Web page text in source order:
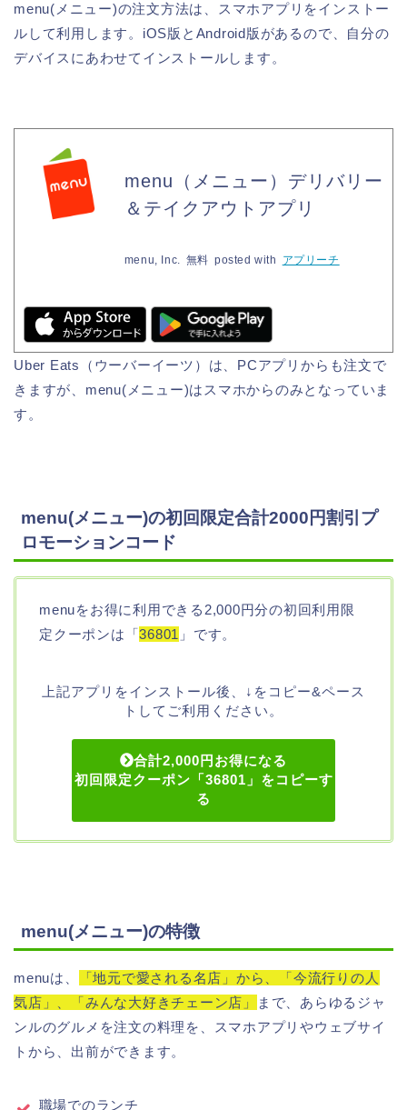
menu(メニュー)の注文方法は、スマホアプリをインストー
ルして利用します。iOS版とAndroid版があるので、自分の
デバイスにあわせてインストールします。
menu（メニュー）デリバリー
＆テイクアウトアプリ
menu, Inc. 無料 posted with アプリーチ
Uber Eats（ウーバーイーツ）は、PCアプリからも注文で
きますが、menu(メニュー)はスマホからのみとなっていま
す。
menu(メニュー)の初回限定合計2000円割引プ
ロモーションコード
menuをお得に利用できる2,000円分の初回利用限
定クーポンは「36801 」です。
上記アプリをインストール後、↓をコピー&ペース
トしてご利用ください。
合計2,000円お得になる
初回限定クーポン「36801」をコピーす
る
menu(メニュー)の特徴
menuは、
「地元で愛される名店」から、「今流行りの人
気店」、「みんな大好きチェーン店」
まで、あらゆるジャ
ンルのグルメを注文の料理を、スマホアプリやウェブサイ
トから、出前ができます。
職場でのランチ